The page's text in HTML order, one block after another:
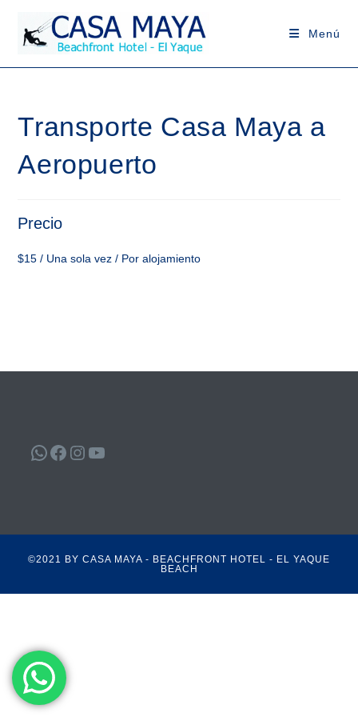
contenido
Menú
Transporte Casa Maya a
Aeropuerto
Precio
$15 / Una sola vez / Por alojamiento
WhatsApp
Facebook
Instagram
YouTube
©2021 BY CASA MAYA - BEACHFRONT HOTEL - EL YAQUE
BEACH